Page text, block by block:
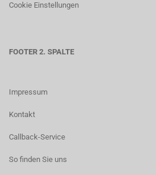
Cookie Einstellungen
FOOTER 2. SPALTE
Impressum
Kontakt
Callback-Service
So finden Sie uns